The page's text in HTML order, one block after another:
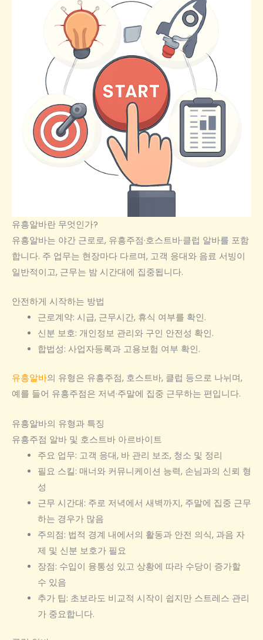
유흥알바란 무엇인가?
유흥알바는 야간 근로로, 유흥주점·호스트바·클럽 알바를 포함
합니다. 주 업무는 현장마다 다르며, 고객 응대와 음료 서빙이
일반적이고, 근무는 밤 시간대에 집중됩니다.
안전하게 시작하는 방법
근로계약: 시급, 근무시간, 휴식 여부를 확인.
신분 보호: 개인정보 관리와 구인 안전성 확인.
합법성: 사업자등록과 고용보험 여부 확인.
유흥알바의 유형은 유흥주점, 호스트바, 클럽 등으로 나뉘며,
예를 들어 유흥주점은 저녁·주말에 집중 근무하는 편입니다.
유흥알바의 유형과 특징
유흥주점 알바 및 호스트바 아르바이트
주요 업무: 고객 응대, 바 관리 보조, 청소 및 정리
필요 스킬: 매너와 커뮤니케이션 능력, 손님과의 신뢰 형
성
근무 시간대: 주로 저녁에서 새벽까지, 주말에 집중 근무
하는 경우가 많음
주의점: 법적 경계 내에서의 활동과 안전 의식, 과음 자
제 및 신분 보호가 필요
장점: 수입이 융통성 있고 상황에 따라 수당이 증가할
수 있음
추가 팁: 초보라도 비교적 시작이 쉽지만 스트레스 관리
가 중요합니다.